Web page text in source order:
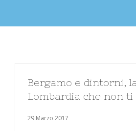
Bergamo e dintorni, la
Lombardia che non ti
29 Marzo 2017